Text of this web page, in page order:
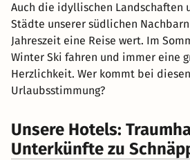
Auch die idyllischen Landschaften
Städte unserer südlichen
Jahreszeit eine Reise wert. Im
Winter Ski fahren und immer eine
Herzlichkeit. Wer kommt bei
Urlaubsstimmung?
Unsere Hotels:
Unterkünfte zu